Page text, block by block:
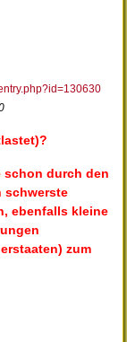
schon durch den
schwerste
ebenfalls kleine
zum